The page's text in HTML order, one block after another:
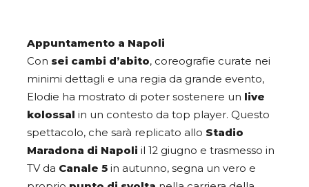
Appuntamento a Napoli
Con sei cambi d’abito, coreografie curate nei
minimi dettagli e una regia da grande evento,
Elodie ha mostrato di poter sostenere un live
kolossal in un contesto da top player. Questo
spettacolo, che sarà replicato allo Stadio
Maradona di Napoli il 12 giugno e trasmesso in
TV da Canale 5 in autunno, segna un vero e